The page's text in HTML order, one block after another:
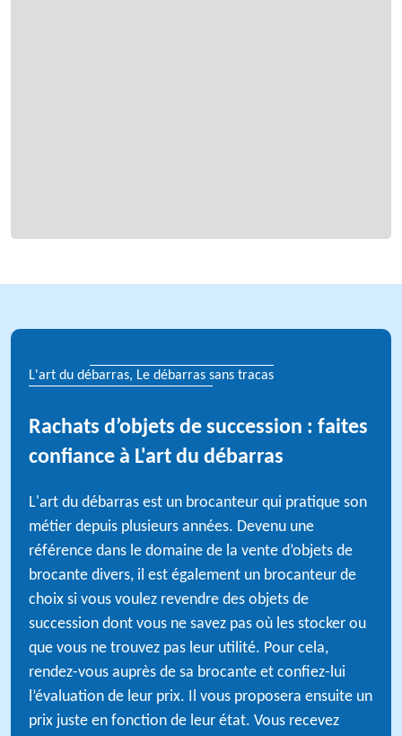
L'art du débarras, Le débarras sans tracas
Rachats d’objets de succession : faites
confiance à L'art du débarras
L'art du débarras est un brocanteur qui pratique son
métier depuis plusieurs années. Devenu une
référence dans le domaine de la vente d’objets de
brocante divers, il est également un brocanteur de
choix si vous voulez revendre des objets de
succession dont vous ne savez pas où les stocker ou
que vous ne trouvez pas leur utilité. Pour cela,
rendez-vous auprès de sa brocante et confiez-lui
l’évaluation de leur prix. Il vous proposera ensuite un
prix juste en fonction de leur état. Vous recevez